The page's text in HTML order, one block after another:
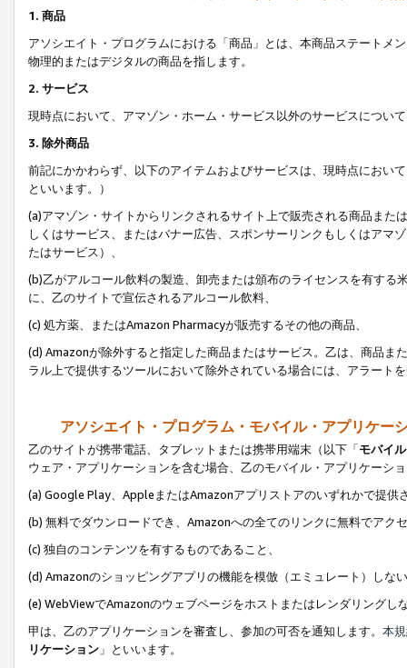
1. 商品
アソシエイト・プログラムにおける「商品」とは、本商品ステートメ
物理的またはデジタルの商品を指します。
2. サービス
現時点において、アマゾン・ホーム・サービス以外のサービスについ
3. 除外商品
前記にかかわらず、以下のアイテムおよびサービスは、現時点におい
といいます。）
(a)アマゾン・サイトからリンクされるサイト上で販売される商品ま
しくはサービス、またはバナー広告、スポンサーリンクもしくはアマ
たはサービス）、
(b)乙がアルコール飲料の製造、卸売または頒布のライセンスを有す
に、乙のサイトで宣伝されるアルコール飲料、
(c) 処方薬、またはAmazon Pharmacyが販売するその他の商品、
(d) Amazonが除外すると指定した商品またはサービス。乙は、商品ま
ラル上で提供するツールにおいて除外されている場合には、アラート
アソシエイト・プログラム・モバイル・アプリケー
乙のサイトが携帯電話、タブレットまたは携帯用端末（以下「モバイ
ウェア・アプリケーションを含む場合、乙のモバイル・アプリケーシ
(a) Google Play、AppleまたはAmazonアプリストアのいずれかで提供
(b) 無料でダウンロードでき、Amazonへの全てのリンクに無料でアク
(c) 独自のコンテンツを有するものであること、
(d) Amazonのショッピングアプリの機能を模倣（エミュレート）しな
(e) WebViewでAmazonのウェブページをホストまたはレンダリングし
甲は、乙のアプリケーションを審査し、参加の可否を通知します。 本
リケーション 」といいます。